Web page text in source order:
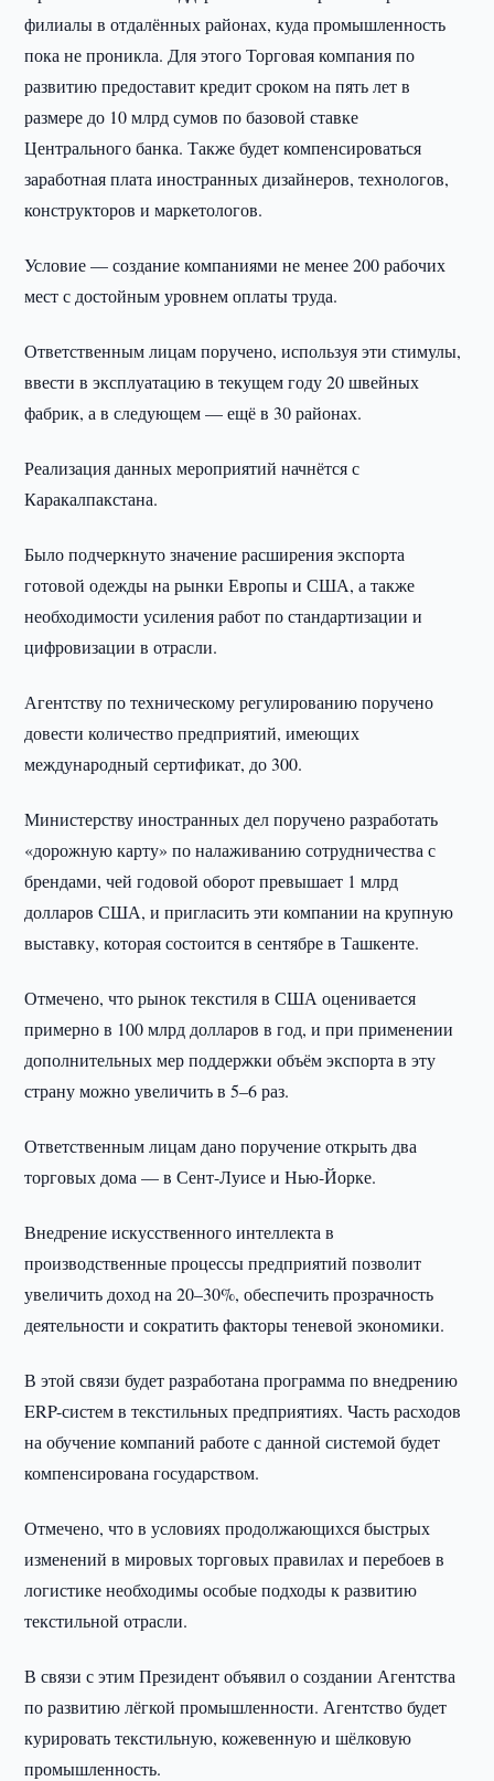
филиалы в отдалённых районах, куда промышленность
пока не проникла. Для этого Торговая компания по
развитию предоставит кредит сроком на пять лет в
размере до 10 млрд сумов по базовой ставке
Центрального банка. Также будет компенсироваться
заработная плата иностранных дизайнеров, технологов,
конструкторов и маркетологов.
Условие — создание компаниями не менее 200 рабочих
мест с достойным уровнем оплаты труда.
Ответственным лицам поручено, используя эти стимулы,
ввести в эксплуатацию в текущем году 20 швейных
фабрик, а в следующем — ещё в 30 районах.
Реализация данных мероприятий начнётся с
Каракалпакстана.
Было подчеркнуто значение расширения экспорта
готовой одежды на рынки Европы и США, а также
необходимости усиления работ по стандартизации и
цифровизации в отрасли.
Агентству по техническому регулированию поручено
довести количество предприятий, имеющих
международный сертификат, до 300.
Министерству иностранных дел поручено разработать
«дорожную карту» по налаживанию сотрудничества с
брендами, чей годовой оборот превышает 1 млрд
долларов США, и пригласить эти компании на крупную
выставку, которая состоится в сентябре в Ташкенте.
Отмечено, что рынок текстиля в США оценивается
примерно в 100 млрд долларов в год, и при применении
дополнительных мер поддержки объём экспорта в эту
страну можно увеличить в 5–6 раз.
Ответственным лицам дано поручение открыть два
торговых дома — в Сент-Луисе и Нью-Йорке.
Внедрение искусственного интеллекта в
производственные процессы предприятий позволит
увеличить доход на 20–30%, обеспечить прозрачность
деятельности и сократить факторы теневой экономики.
В этой связи будет разработана программа по внедрению
ERP-систем в текстильных предприятиях. Часть расходов
на обучение компаний работе с данной системой будет
компенсирована государством.
Отмечено, что в условиях продолжающихся быстрых
изменений в мировых торговых правилах и перебоев в
логистике необходимы особые подходы к развитию
текстильной отрасли.
В связи с этим Президент объявил о создании Агентства
по развитию лёгкой промышленности. Агентство будет
курировать текстильную, кожевенную и шёлковую
промышленность.